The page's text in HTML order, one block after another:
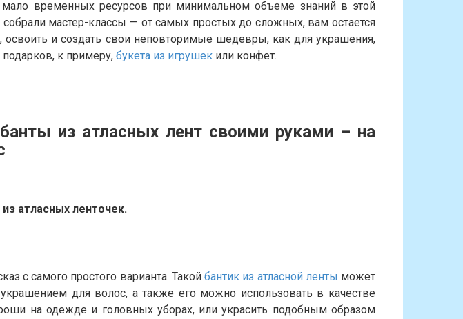
мало временных ресурсов при минимальном объеме знаний в этой
мастер-классы — от самых простых до сложных, вам остается
освоить и создать свои неповторимые шедевры, как для украшения,
к примеру, букета из игрушек или конфет.
из атласных лент своими руками – на
атласных ленточек.
с самого простого варианта. Такой бантик из атласной ленты может
для волос, а также его можно использовать в качестве
на одежде и головных уборах, или украсить подобным образом